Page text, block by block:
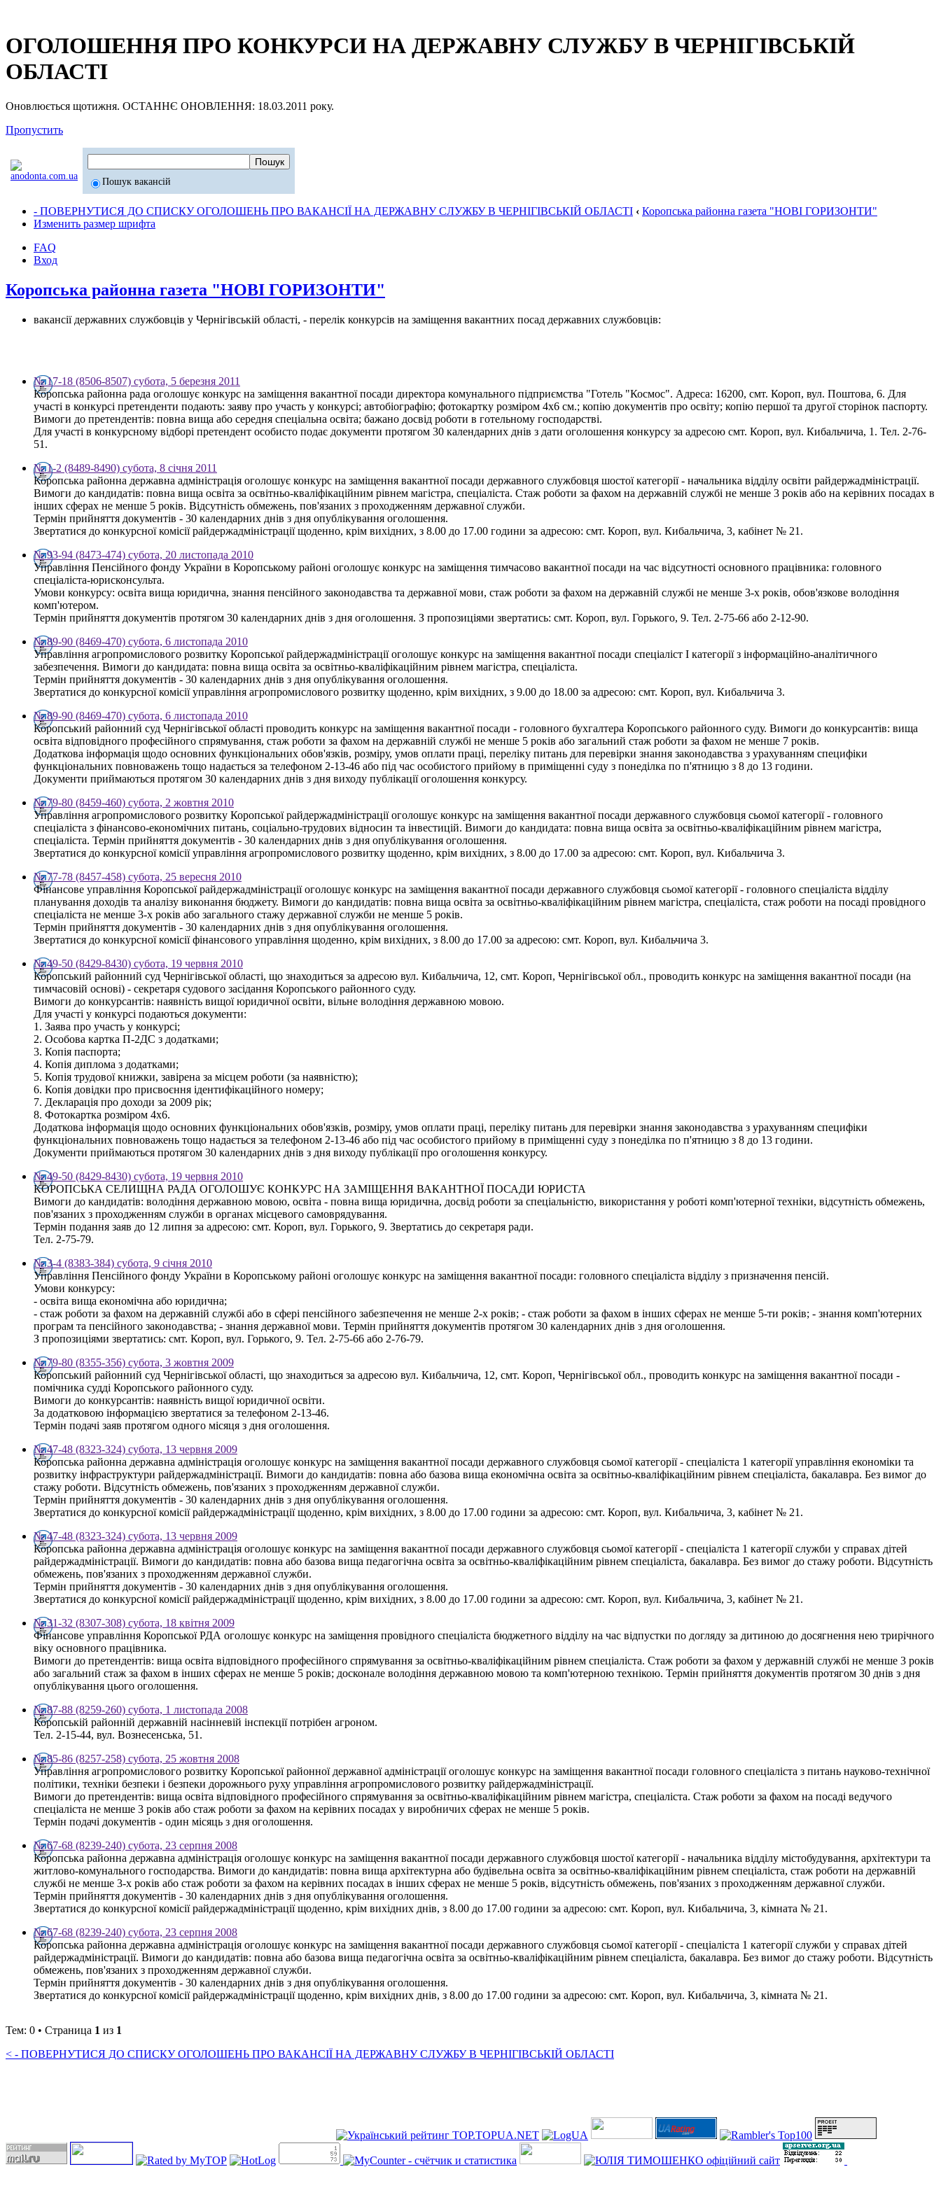
ОГОЛОШЕННЯ ПРО КОНКУРСИ НА ДЕРЖАВНУ СЛУЖБУ В ЧЕРНІГІВСЬКІЙ
ОБЛАСТІ
Оновлюється щотижня. ОСТАННЄ ОНОВЛЕННЯ: 18.03.2011 року.
Пропустить
Пошук вакансій
- ПОВЕРНУТИСЯ ДО СПИСКУ ОГОЛОШЕНЬ ПРО ВАКАНСІЇ НА ДЕРЖАВНУ СЛУЖБУ В ЧЕРНІГІВСЬКІЙ ОБЛАСТІ ‹ Коропська районна газета "НОВІ ГОРИЗОНТИ"
Изменить размер шрифта
FAQ
Вход
Коропська районна газета "НОВІ ГОРИЗОНТИ"
вакансії державних службовців у Чернігівській області, - перелік конкурсів на заміщення вакантних посад державних службовців:
№ 17-18 (8506-8507) субота, 5 березня 2011
Коропська районна рада оголошує конкурс на заміщення вакантної посади директора комунального підприємства "Готель "Космос". Адреса: 16200, смт. Короп, вул. Поштова, 6. Для
участі в конкурсі претенденти подають: заяву про участь у конкурсі; автобіографію; фотокартку розміром 4х6 см.; копію документів про освіту; копію першої та другої сторінок паспорту.
Вимоги до претендентів: повна вища або середня спеціальна освіта; бажано досвід роботи в готельному господарстві.
Для участі в конкурсному відборі претендент особисто подає документи протягом 30 календарних днів з дати оголошення конкурсу за адресою смт. Короп, вул. Кибальчича, 1. Тел. 2-76-
51.
№ 1-2 (8489-8490) субота, 8 січня 2011
Коропська районна державна адміністрація оголошує конкурс на заміщення вакантної посади державного службовця шостої категорії - начальника відділу освіти райдержадміністрації.
Вимоги до кандидатів: повна вища освіта за освітньо-кваліфікаційним рівнем магістра, спеціаліста. Стаж роботи за фахом на державній службі не менше 3 років або на керівних посадах в
інших сферах не менше 5 років. Відсутність обмежень, пов'язаних з проходженням державної служби.
Термін прийняття документів - 30 календарних днів з дня опублікування оголошення.
Звертатися до конкурсної комісії райдержадміністрації щоденно, крім вихідних, з 8.00 до 17.00 години за адресою: смт. Короп, вул. Кибальчича, 3, кабінет № 21.
№ 93-94 (8473-474) субота, 20 листопада 2010
Управління Пенсійного фонду України в Коропському районі оголошує конкурс на заміщення тимчасово вакантної посади на час відсутності основного працівника: головного
спеціаліста-юрисконсульта.
Умови конкурсу: освіта вища юридична, знання пенсійного законодавства та державної мови, стаж роботи за фахом на державній службі не менше 3-х років, обов'язкове володіння
комп'ютером.
Термін прийняття документів протягом 30 календарних днів з дня оголошення. З пропозиціями звертатись: смт. Короп, вул. Горького, 9. Тел. 2-75-66 або 2-12-90.
№ 89-90 (8469-470) субота, 6 листопада 2010
Управління агропромислового розвитку Коропської райдержадміністрації оголошує конкурс на заміщення вакантної посади спеціаліст І категорії з інформаційно-аналітичного
забезпечення. Вимоги до кандидата: повна вища освіта за освітньо-кваліфікаційним рівнем магістра, спеціаліста.
Термін прийняття документів - 30 календарних днів з дня опублікування оголошення.
Звертатися до конкурсної комісії управління агропромислового розвитку щоденно, крім вихідних, з 9.00 до 18.00 за адресою: смт. Короп, вул. Кибальчича 3.
№ 89-90 (8469-470) субота, 6 листопада 2010
Коропський районний суд Чернігівської області проводить конкурс на заміщення вакантної посади - головного бухгалтера Коропського районного суду. Вимоги до конкурсантів: вища
освіта відповідного професійного спрямування, стаж роботи за фахом на державній службі не менше 5 років або загальний стаж роботи за фахом не менше 7 років.
Додаткова інформація щодо основних функціональних обов'язків, розміру, умов оплати праці, переліку питань для перевірки знання законодавства з урахуванням специфіки
функціональних повноважень тощо надається за телефоном 2-13-46 або під час особистого прийому в приміщенні суду з понеділка по п'ятницю з 8 до 13 години.
Документи приймаються протягом 30 календарних днів з дня виходу публікації оголошення конкурсу.
№ 79-80 (8459-460) субота, 2 жовтня 2010
Управління агропромислового розвитку Коропської райдержадміністрації оголошує конкурс на заміщення вакантної посади державного службовця сьомої категорії - головного
спеціаліста з фінансово-економічних питань, соціально-трудових відносин та інвестицій. Вимоги до кандидата: повна вища освіта за освітньо-кваліфікаційним рівнем магістра,
спеціаліста. Термін прийняття документів - 30 календарних днів з дня опублікування оголошення.
Звертатися до конкурсної комісії управління агропромислового розвитку щоденно, крім вихідних, з 8.00 до 17.00 за адресою: смт. Короп, вул. Кибальчича 3.
№ 77-78 (8457-458) субота, 25 вересня 2010
Фінансове управління Коропської райдержадміністрації оголошує конкурс на заміщення вакантної посади державного службовця сьомої категорії - головного спеціаліста відділу
планування доходів та аналізу виконання бюджету. Вимоги до кандидатів: повна вища освіта за освітньо-кваліфікаційним рівнем магістра, спеціаліста, стаж роботи на посаді провідного
спеціаліста не менше 3-х років або загального стажу державної служби не менше 5 років.
Термін прийняття документів - 30 календарних днів з дня опублікування оголошення.
Звертатися до конкурсної комісії фінансового управління щоденно, крім вихідних, з 8.00 до 17.00 за адресою: смт. Короп, вул. Кибальчича 3.
№ 49-50 (8429-8430) субота, 19 червня 2010
Коропський районний суд Чернігівської області, що знаходиться за адресою вул. Кибальчича, 12, смт. Короп, Чернігівської обл., проводить конкурс на заміщення вакантної посади (на
тимчасовій основі) - секретаря судового засідання Коропського районного суду.
Вимоги до конкурсантів: наявність вищої юридичної освіти, вільне володіння державною мовою.
Для участі у конкурсі подаються документи:
1. Заява про участь у конкурсі;
2. Особова картка П-2ДС з додатками;
3. Копія паспорта;
4. Копія диплома з додатками;
5. Копія трудової книжки, завірена за місцем роботи (за наявністю);
6. Копія довідки про присвоєння ідентифікаційного номеру;
7. Декларація про доходи за 2009 рік;
8. Фотокартка розміром 4х6.
Додаткова інформація щодо основних функціональних обов'язків, розміру, умов оплати праці, переліку питань для перевірки знання законодавства з урахуванням специфіки
функціональних повноважень тощо надається за телефоном 2-13-46 або під час особистого прийому в приміщенні суду з понеділка по п'ятницю з 8 до 13 години.
Документи приймаються протягом 30 календарних днів з дня виходу публікації про оголошення конкурсу.
№ 49-50 (8429-8430) субота, 19 червня 2010
КОРОПСЬКА СЕЛИЩНА РАДА ОГОЛОШУЄ КОНКУРС НА ЗАМІЩЕННЯ ВАКАНТНОЇ ПОСАДИ ЮРИСТА
Вимоги до кандидатів: володіння державною мовою, освіта - повна вища юридична, досвід роботи за спеціальністю, використання у роботі комп'ютерної техніки, відсутність обмежень,
пов'язаних з проходженням служби в органах місцевого самоврядування.
Термін подання заяв до 12 липня за адресою: смт. Короп, вул. Горького, 9. Звертатись до секретаря ради.
Тел. 2-75-79.
№ 3-4 (8383-384) субота, 9 січня 2010
Управління Пенсійного фонду України в Коропському районі оголошує конкурс на заміщення вакантної посади: головного спеціаліста відділу з призначення пенсій.
Умови конкурсу:
- освіта вища економічна або юридична;
- стаж роботи за фахом на державній службі або в сфері пенсійного забезпечення не менше 2-х років; - стаж роботи за фахом в інших сферах не менше 5-ти років; - знання комп'ютерних
програм та пенсійного законодавства; - знання державної мови. Термін прийняття документів протягом 30 календарних днів з дня оголошення.
З пропозиціями звертатись: смт. Короп, вул. Горького, 9. Тел. 2-75-66 або 2-76-79.
№ 79-80 (8355-356) субота, 3 жовтня 2009
Коропський районний суд Чернігівської області, що знаходиться за адресою вул. Кибальчича, 12, смт. Короп, Чернігівської обл., проводить конкурс на заміщення вакантної посади -
помічника судді Коропського районного суду.
Вимоги до конкурсантів: наявність вищої юридичної освіти.
За додатковою інформацією звертатися за телефоном 2-13-46.
Термін подачі заяв протягом одного місяця з дня оголошення.
№ 47-48 (8323-324) субота, 13 червня 2009
Коропська районна державна адміністрація оголошує конкурс на заміщення вакантної посади державного службовця сьомої категорії - спеціаліста 1 категорії управління економіки та
розвитку інфраструктури райдержадміністрації. Вимоги до кандидатів: повна або базова вища економічна освіта за освітньо-кваліфікаційним рівнем спеціаліста, бакалавра. Без вимог до
стажу роботи. Відсутність обмежень, пов'язаних з проходженням державної служби.
Термін прийняття документів - 30 календарних днів з дня опублікування оголошення.
Звертатися до конкурсної комісії райдержадміністрації щоденно, крім вихідних, з 8.00 до 17.00 години за адресою: смт. Короп, вул. Кибальчича, 3, кабінет № 21.
№ 47-48 (8323-324) субота, 13 червня 2009
Коропська районна державна адміністрація оголошує конкурс на заміщення вакантної посади державного службовця сьомої категорії - спеціаліста 1 категорії служби у справах дітей
райдержадміністрації. Вимоги до кандидатів: повна або базова вища педагогічна освіта за освітньо-кваліфікаційним рівнем спеціаліста, бакалавра. Без вимог до стажу роботи. Відсутність
обмежень, пов'язаних з проходженням державної служби.
Термін прийняття документів - 30 календарних днів з дня опублікування оголошення.
Звертатися до конкурсної комісії райдержадміністрації щоденно, крім вихідних, з 8.00 до 17.00 години за адресою: смт. Короп, вул. Кибальчича, 3, кабінет № 21.
№ 31-32 (8307-308) субота, 18 квітня 2009
Фінансове управління Коропської РДА оголошує конкурс на заміщення провідного спеціаліста бюджетного відділу на час відпустки по догляду за дитиною до досягнення нею трирічного
віку основного працівника.
Вимоги до претендентів: вища освіта відповідного професійного спрямування за освітньо-кваліфікаційним рівнем спеціаліста. Стаж роботи за фахом у державній службі не менше 3 років
або загальний стаж за фахом в інших сферах не менше 5 років; досконале володіння державною мовою та комп'ютерною технікою. Термін прийняття документів протягом 30 днів з дня
опублікування цього оголошення.
№ 87-88 (8259-260) субота, 1 листопада 2008
Коропській районній державній насінневій інспекції потрібен агроном.
Тел. 2-15-44, вул. Вознесенська, 51.
№ 85-86 (8257-258) субота, 25 жовтня 2008
Управління агропромислового розвитку Коропської районної державної адміністрації оголошує конкурс на заміщення вакантної посади головного спеціаліста з питань науково-технічної
політики, техніки безпеки і безпеки дорожнього руху управління агропромислового розвитку райдержадміністрації.
Вимоги до претендентів: вища освіта відповідного професійного спрямування за освітньо-кваліфікаційним рівнем магістра, спеціаліста. Стаж роботи за фахом на посаді ведучого
спеціаліста не менше 3 років або стаж роботи за фахом на керівних посадах у виробничих сферах не менше 5 років.
Термін подачі документів - один місяць з дня оголошення.
№ 67-68 (8239-240) субота, 23 серпня 2008
Коропська районна державна адміністрація оголошує конкурс на заміщення вакантної посади державного службовця шостої категорії - начальника відділу містобудування, архітектури та
житлово-комунального господарства. Вимоги до кандидатів: повна вища архітектурна або будівельна освіта за освітньо-кваліфікаційним рівнем спеціаліста, стаж роботи на державній
службі не менше 3-х років або стаж роботи за фахом на керівних посадах в інших сферах не менше 5 років, відсутність обмежень, пов'язаних з проходженням державної служби.
Термін прийняття документів - 30 календарних днів з дня опублікування оголошення.
Звертатися до конкурсної комісії райдержадміністрації щоденно, крім вихідних днів, з 8.00 до 17.00 години за адресою: смт. Короп, вул. Кибальчича, 3, кімната № 21.
№ 67-68 (8239-240) субота, 23 серпня 2008
Коропська районна державна адміністрація оголошує конкурс на заміщення вакантної посади державного службовця сьомої категорії - спеціаліста 1 категорії служби у справах дітей
райдержадміністрації. Вимоги до кандидатів: повна або базова вища педагогічна освіта за освітньо-кваліфікаційним рівнем спеціаліста, бакалавра. Без вимог до стажу роботи. Відсутність
обмежень, пов'язаних з проходженням державної служби.
Термін прийняття документів - 30 календарних днів з дня опублікування оголошення.
Звертатися до конкурсної комісії райдержадміністрації щоденно, крім вихідних днів, з 8.00 до 17.00 години за адресою: смт. Короп, вул. Кибальчича, 3, кімната № 21.
Тем: 0 • Страница 1 из 1
< - ПОВЕРНУТИСЯ ДО СПИСКУ ОГОЛОШЕНЬ ПРО ВАКАНСІЇ НА ДЕРЖАВНУ СЛУЖБУ В ЧЕРНІГІВСЬКІЙ ОБЛАСТІ